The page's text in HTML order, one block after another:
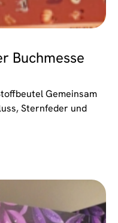
Buchmesse
Gemeinsam
Sternfeder und